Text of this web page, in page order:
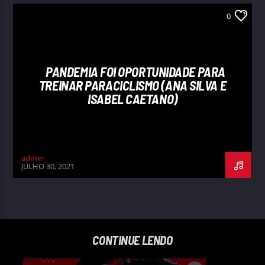
0
PANDEMIA FOI OPORTUNIDADE PARA
TREINAR PARACICLISMO (ANA SILVA E
ISABEL CAETANO)
admin
JULHO 30, 2021
CONTINUE LENDO